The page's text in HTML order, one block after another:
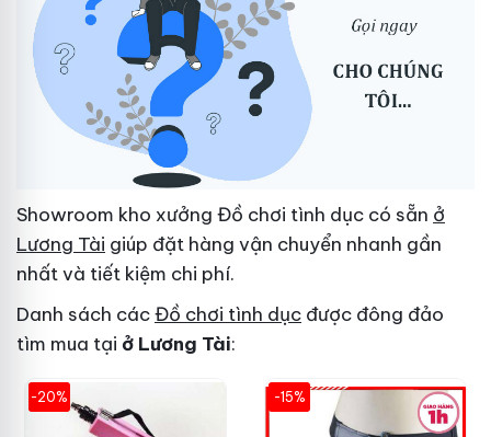
Showroom kho xưởng Đồ chơi tình dục có sẵn ở
Lương Tài giúp đặt hàng vận chuyển nhanh gần
nhất và tiết kiệm chi phí.
Danh sách cácĐồ chơi tình dục được đông đảo
tìm mua tại ở Lương Tài:
-20% -15%